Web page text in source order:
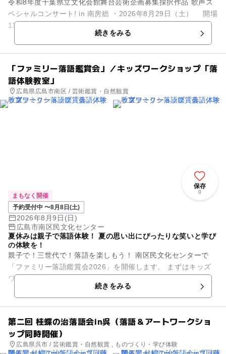
令和8年度千葉県立文化会館舞台芸術企画募集採択作品 歌声ス
ペシャルコンサート! in 南房総 ・2026年8月29日（土） 開場
13:00 / 開演 13:30 (終演15:30予...
続きをみる
「ファミリー落語鑑賞会」／キッズワークショップ「落
語体験教室」
広島県広島市南区 / 芸術鑑賞・自然観賞
保存
0
まもなく開催
予約受付中 〜8月8日(土)
2026年8月9日(日)
広島市南区民文化センター
夏休みは親子で落語体験！ 夏の思い出にぴったりな笑いと学び
の体験を！
親子で！三世代で！落語を楽しもう！ 南区民文化センターで
「ファミリー落語鑑賞会2026」を開催します。 まずはキッズ
ワークショップ「落語体験教室」で、扇子や手ぬぐいを使った
続きをみる
第二回 桂蝶の治落語会in呉（落語＆アートワークショ
ップ同時開催）
広島県呉市 / 芸術鑑賞・自然観賞 , ものづくり・学び体験